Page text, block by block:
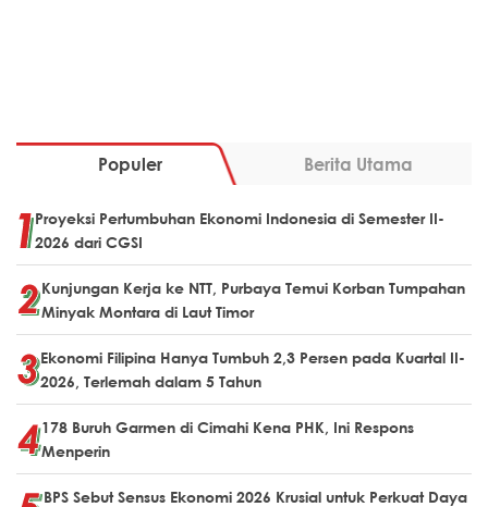
Populer Berita Utama
Proyeksi Pertumbuhan Ekonomi Indonesia di Semester II-
2026 dari CGSI
Kunjungan Kerja ke NTT, Purbaya Temui Korban Tumpahan
Minyak Montara di Laut Timor
Ekonomi Filipina Hanya Tumbuh 2,3 Persen pada Kuartal II-
2026, Terlemah dalam 5 Tahun
178 Buruh Garmen di Cimahi Kena PHK, Ini Respons
Menperin
BPS Sebut Sensus Ekonomi 2026 Krusial untuk Perkuat Daya